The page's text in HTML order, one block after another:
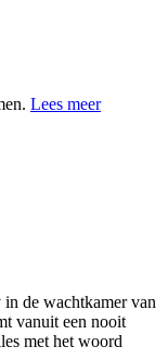
Lees meer
de wachtkamer van
vanuit een nooit
met het woord